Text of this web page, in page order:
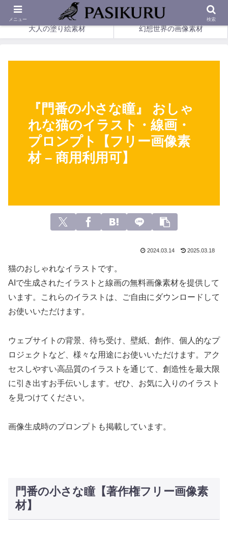
印刷して楽しめる、幻想の塗り絵とやさしい画像素材。
大人の塗り絵素材 幻想世界の画像素材
『門番の小さな瞳』 おしゃ
れな猫のイラスト・線画・
プロンプト【フリー画像素
材 – 商用利用可】
2024.03.14 2025.03.18
猫のおしゃれなイラストです。
AIで生成されたイラストと線画の無料画像素材を提供して
います。これらのイラストは、ご自由にダウンロードして
お使いいただけます。
ウェブサイトの背景、待ち受け、壁紙、創作、個人的なプ
ロジェクトなど、様々な用途にお使いいただけます。アク
セスしやすい高品質のイラストを通じて、創造性を最大限
に引き出すお手伝いします。ぜひ、お気に入りのイラスト
を見つけてください。
画像生成時のプロンプトも掲載しています。
門番の小さな瞳【著作権フリー画像素
材】
メニュー 検索